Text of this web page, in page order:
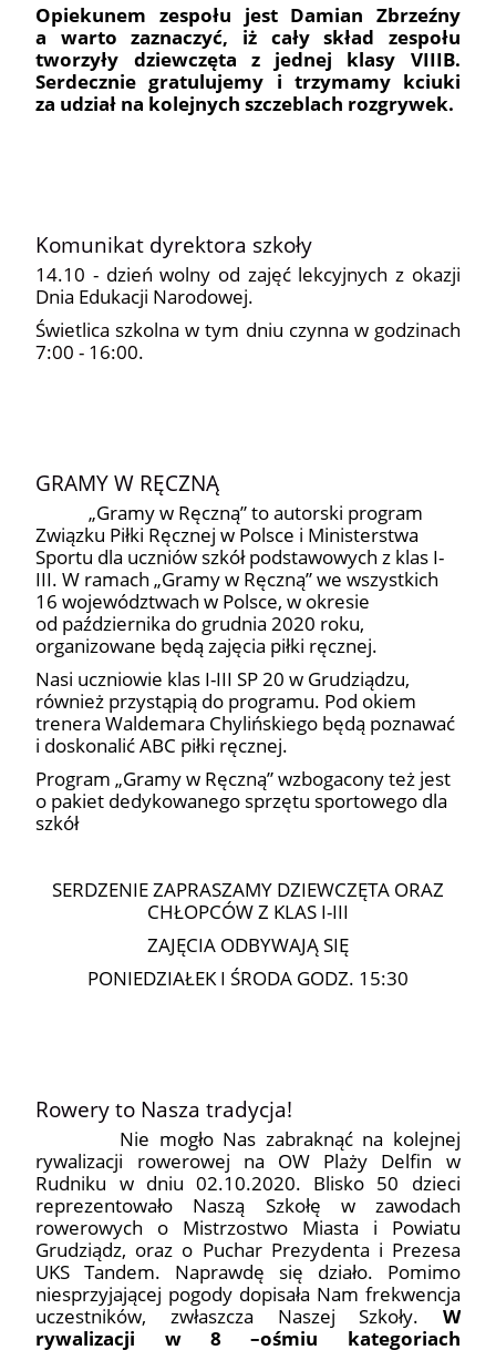
Opiekunem zespołu jest Damian Zbrzeźny
a warto zaznaczyć, iż cały skład zespołu
tworzyły dziewczęta z jednej klasy VIIIB.
Serdecznie gratulujemy i trzymamy kciuki
za udział na kolejnych szczeblach rozgrywek.
Komunikat dyrektora szkoły
14.10 - dzień wolny od zajęć lekcyjnych z okazji
Dnia Edukacji Narodowej.
Świetlica szkolna w tym dniu czynna w godzinach
7:00 - 16:00.
GRAMY W RĘCZNĄ
„Gramy w Ręczną” to autorski program
Związku Piłki Ręcznej w Polsce i Ministerstwa
Sportu dla uczniów szkół podstawowych z klas I-
III. W ramach „Gramy w Ręczną” we wszystkich
16 województwach w Polsce, w okresie
od października do grudnia 2020 roku,
organizowane będą zajęcia piłki ręcznej.
Nasi uczniowie klas I-III SP 20 w Grudziądzu,
również przystąpią do programu. Pod okiem
trenera Waldemara Chylińskiego będą poznawać
i doskonalić ABC piłki ręcznej.
Program „Gramy w Ręczną” wzbogacony też jest
o pakiet dedykowanego sprzętu sportowego dla
szkół
SERDZENIE ZAPRASZAMY DZIEWCZĘTA ORAZ
CHŁOPCÓW Z KLAS I-III
ZAJĘCIA ODBYWAJĄ SIĘ
PONIEDZIAŁEK I ŚRODA GODZ. 15:30
Rowery to Nasza tradycja!
Nie mogło Nas zabraknąć na kolejnej
rywalizacji rowerowej na OW Plaży Delfin w
Rudniku w dniu 02.10.2020. Blisko 50 dzieci
reprezentowało Naszą Szkołę w zawodach
rowerowych o Mistrzostwo Miasta i Powiatu
Grudziądz, oraz o Puchar Prezydenta i Prezesa
UKS Tandem. Naprawdę się działo. Pomimo
niesprzyjającej pogody dopisała Nam frekwencja
uczestników, zwłaszcza Naszej Szkoły. W
rywalizacji w 8 –ośmiu kategoriach